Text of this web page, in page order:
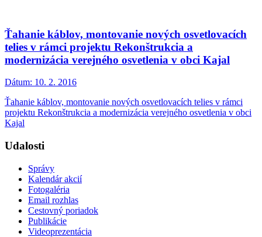
Ťahanie káblov, montovanie nových osvetlovacích
telies v rámci projektu Rekonštrukcia a
modernizácia verejného osvetlenia v obci Kajal
Dátum: 10. 2. 2016
Ťahanie káblov, montovanie nových osvetlovacích telies v rámci
projektu Rekonštrukcia a modernizácia verejného osvetlenia v obci
Kajal
Udalosti
Správy
Kalendár akcií
Fotogaléria
Email rozhlas
Cestovný poriadok
Publikácie
Videoprezentácia